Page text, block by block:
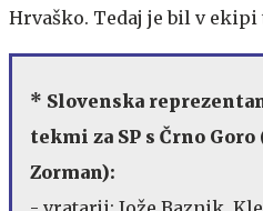
Hrvaško. Tedaj je bil v
* Slovenska
tekmi za SP s Črno
Zorman):